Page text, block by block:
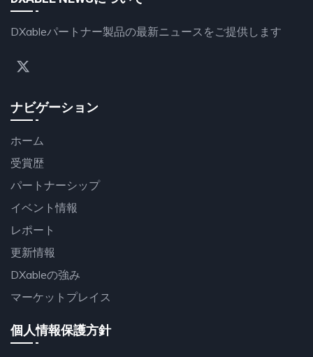
DXableパートナー製品の最新ニュースをご提供します
ナビゲーション
ホーム
受賞歴
パートナーシップ
イベント情報
レポート
更新情報
DXableの強み
マーケットプレイス
個人情報保護方針